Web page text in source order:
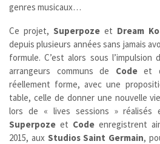
genres musicaux…
Ce projet, Superpoze et Dream
depuis plusieurs années sans jamais
formule. C’est alors sous l’impulsion
arrangeurs communs de Codeet
réellement forme, avec une
table, celle de donner une nouvelle
lors de « lives sessions » réalisés
Superpoze et Code enregistrent
2015, aux Studios Saint Germain,